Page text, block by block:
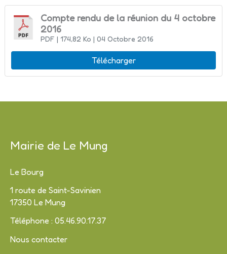
Compte rendu de la réunion du 4 octobre
2016
PDF | 174,82 Ko | 04 Octobre 2016
Télécharger
Mairie de Le Mung
Le Bourg
1 route de Saint-Savinien
17350 Le Mung
Téléphone : 05.46.90.17.37
Nous contacter